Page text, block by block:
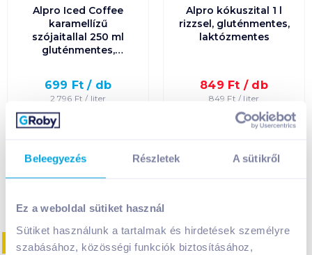
Beleegyezés Részletek A sütikről
Ez a weboldal sütiket használ
Sütiket használunk a tartalmak és hirdetések személyre
szabásához, közösségi funkciók biztosításához,
Alpro Iced Coffee
karamellízű
szójaitallal 250 ml
gluténmentes,
699 Ft / db
2 796 Ft / liter
Kosárba
1 karton = 15 db
+1 karton a kosárba
Alpro kókuszital 1 l
rizzsel, gluténmentes,
laktózmentes
849 Ft / db
849 Ft / liter
KosárbaKosárba
1 karton = 8 db
+1 karton a kosárba
laktózmentes
-ig